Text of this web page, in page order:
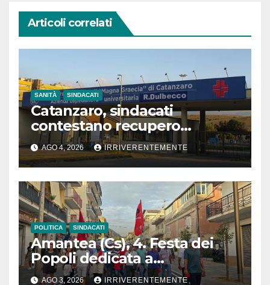
Articoli correlati
SANITÀ SINDACATI
Catanzaro, sindacati
contestano recupero
retroattivo somme per
vestizione, blocco contratti e
gestione amministrativa
Dulbecco, con richiesta
dimissioni vertici aziendali
AGO 4, 2026 IRRIVERENTEMENTE
POLITICA SINDACATI
Amantea (Cs), 4. Festa dei
Popoli dedicata a
integrazione e accoglienza
AGO 3, 2026 IRRIVERENTEMENTE